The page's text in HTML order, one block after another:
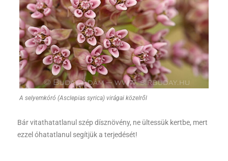
A selyemkóró (Asclepias syrica) virágai közelről
Bár vitathatatlanul szép dísznövény, ne ültessük kertbe, mert
ezzel óhatatlanul segítjük a terjedését!